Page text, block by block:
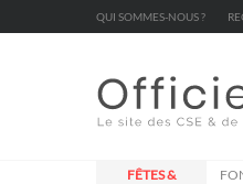
QUI SOMMES-NOUS ?
FÊTES &
Cookies management panel